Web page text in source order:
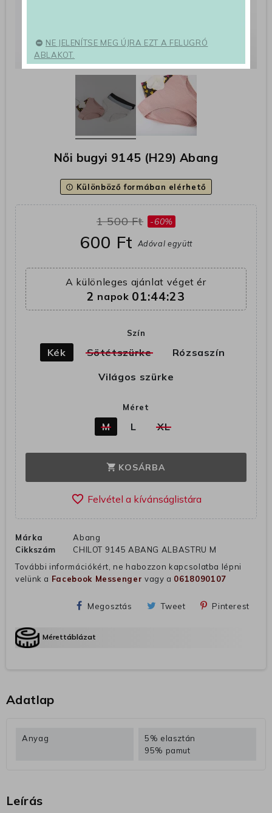
Női bugyi 9145 (H29) Abang
error_outline Különböző formában elérhető
1 500 Ft -60%
600 Ft Adóval együtt
A különleges ajánlat véget ér
2 napok 01:44:23
Szín
Kék Sötétszürke
Rózsaszín
Világos szürke
Méret
M L XL
shopping_cart KOSÁRBA
favorite_border
Márka
Abang
Cikkszám
CHILOT 9145 ABANG ALBASTRU M
További információkért, ne habozzon kapcsolatba lépni
velünk a Facebook Messenger vagy a 0618090107
Megosztás Tweet Pinterest
Mérettáblázat
Adatlap
Anyag
5% elasztán
95% pamut
Leírás
NE JELENÍTSE MEG ÚJRA EZT A FELUGRÓ
ABLAKOT.